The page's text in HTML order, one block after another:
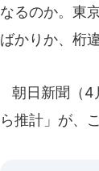
なるのか。東
ばかりか、桁
朝日新聞（4
ら推計」が、